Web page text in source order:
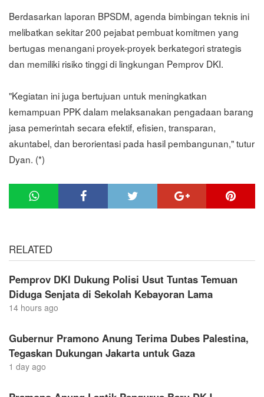
Berdasarkan laporan BPSDM, agenda bimbingan teknis ini
melibatkan sekitar 200 pejabat pembuat komitmen yang
bertugas menangani proyek-proyek berkategori strategis
dan memiliki risiko tinggi di lingkungan Pemprov DKI.
"Kegiatan ini juga bertujuan untuk meningkatkan
kemampuan PPK dalam melaksanakan pengadaan barang
jasa pemerintah secara efektif, efisien, transparan,
akuntabel, dan berorientasi pada hasil pembangunan," tutur
Dyan. (*)
RELATED
Pemprov DKI Dukung Polisi Usut Tuntas Temuan
Diduga Senjata di Sekolah Kebayoran Lama
14 hours ago
Gubernur Pramono Anung Terima Dubes Palestina,
Tegaskan Dukungan Jakarta untuk Gaza
1 day ago